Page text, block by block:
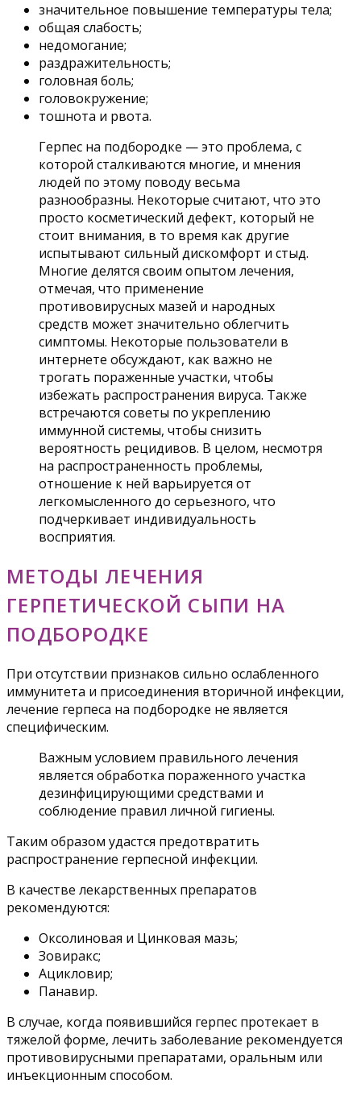
значительное повышение температуры тела;
общая слабость;
недомогание;
раздражительность;
головная боль;
головокружение;
тошнота и рвота.
Герпес на подбородке — это проблема, с
которой сталкиваются многие, и мнения
людей по этому поводу весьма
разнообразны. Некоторые считают, что это
просто косметический дефект, который не
стоит внимания, в то время как другие
испытывают сильный дискомфорт и стыд.
Многие делятся своим опытом лечения,
отмечая, что применение
противовирусных мазей и народных
средств может значительно облегчить
симптомы. Некоторые пользователи в
интернете обсуждают, как важно не
трогать пораженные участки, чтобы
избежать распространения вируса. Также
встречаются советы по укреплению
иммунной системы, чтобы снизить
вероятность рецидивов. В целом, несмотря
на распространенность проблемы,
отношение к ней варьируется от
легкомысленного до серьезного, что
подчеркивает индивидуальность
восприятия.
МЕТОДЫ ЛЕЧЕНИЯ
ГЕРПЕТИЧЕСКОЙ СЫПИ НА
ПОДБОРОДКЕ
При отсутствии признаков сильно ослабленного
иммунитета и присоединения вторичной инфекции,
лечение герпеса на подбородке не является
специфическим.
Важным условием правильного лечения
является обработка пораженного участка
дезинфицирующими средствами и
соблюдение правил личной гигиены.
Таким образом удастся предотвратить
распространение герпесной инфекции.
В качестве лекарственных препаратов
рекомендуются:
Оксолиновая и Цинковая мазь;
Зовиракс;
Ацикловир;
Панавир.
В случае, когда появившийся герпес протекает в
тяжелой форме, лечить заболевание рекомендуется
противовирусными препаратами, оральным или
инъекционным способом.